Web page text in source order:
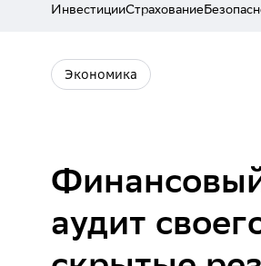
ИнвестицииСтрахование
Экономика
аудит